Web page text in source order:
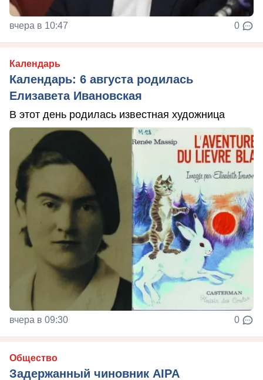
вчера в 10:47 0
Календарь
Календарь: 6 августа родилась
Елизавета Ивановская
В этот день родилась известная художница
вчера в 09:30 0
Общество
Задержанный чиновник AIPA